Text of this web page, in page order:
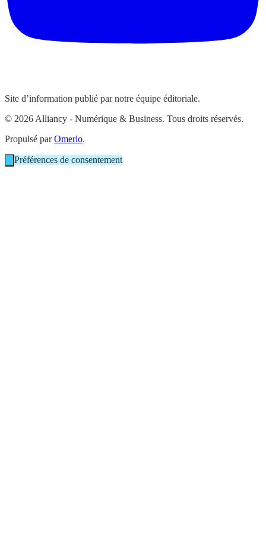
Site d’information publié par notre équipe éditoriale.
© 2026 Alliancy - Numérique & Business. Tous droits réservés.
Propulsé parOmerlo.
Préférences de consentement